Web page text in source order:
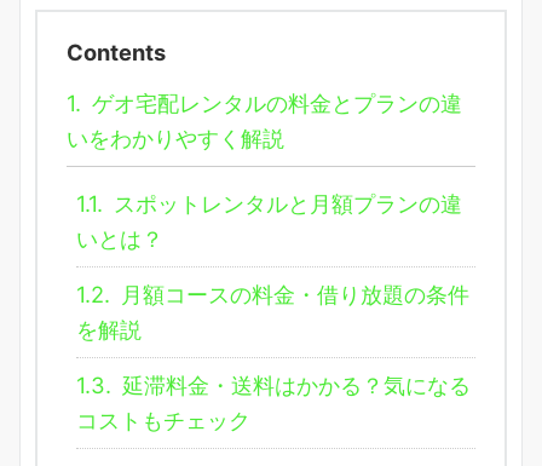
Contents
1. ゲオ宅配レンタルの料金とプランの違
いをわかりやすく解説
1.1. スポットレンタルと月額プランの違
いとは？
1.2.
月額コースの料金・借り放題の条件
を解説
1.3. 延滞料金・送料はかかる？気になる
コストもチェック